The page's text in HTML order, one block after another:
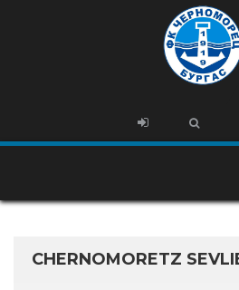
CHERNOMORETZ